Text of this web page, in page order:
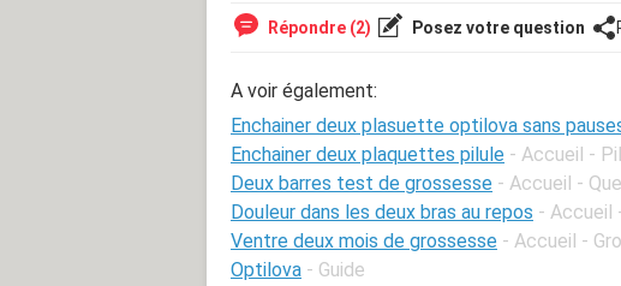
Répondre (2) Posez votre question
A voir également:
Enchainer deux plasuette optilova sans
Enchainer deux plaquettes pilule - Accueil -
Deux barres test de grossesse - Accueil -
Douleur dans les deux bras au repos - Accueil
Ventre deux mois de grossesse - Accueil -
Optilova - Guide